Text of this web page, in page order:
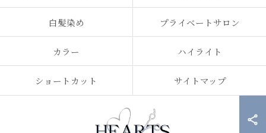
白髪染め プライベートサロン
カラー ハイライト
ショートカット サイトマップ